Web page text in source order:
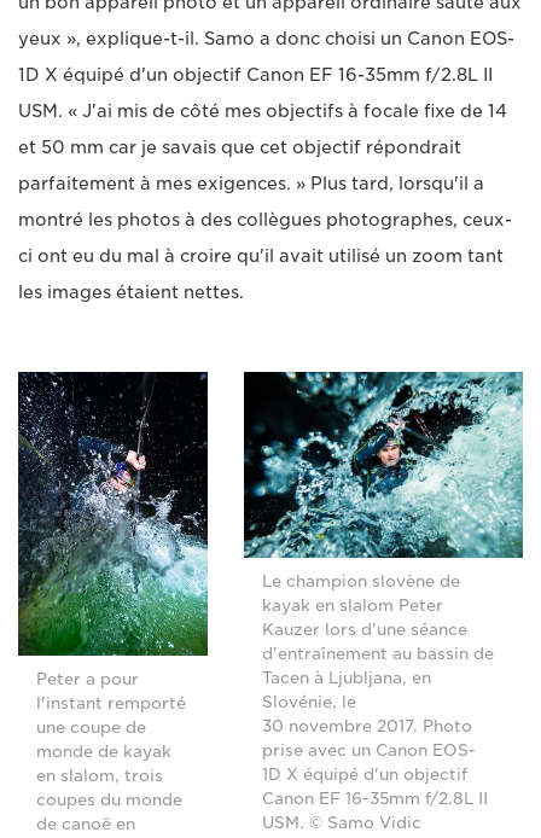
yeux », explique-t-il. Samo a donc choisi un Canon EOS-
1D X équipé d'un objectif Canon EF 16-35mm f/2.8L II
USM. « J'ai mis de côté mes objectifs à focale fixe de 14
et 50 mm car je savais que cet objectif répondrait
parfaitement à mes exigences. » Plus tard, lorsqu'il a
montré les photos à des collègues photographes, ceux-
ci ont eu du mal à croire qu'il avait utilisé un zoom tant
les images étaient nettes.
Peter a pour
l'instant remporté
une coupe de
monde de kayak
en slalom, trois
coupes du monde
de canoë en
Le champion slovène de
kayak en slalom Peter
Kauzer lors d'une séance
d'entraînement au bassin de
Tacen à Ljubljana, en
Slovénie, le
30 novembre 2017. Photo
prise avec un Canon EOS-
1D X équipé d'un objectif
Canon EF 16-35mm f/2.8L II
USM. © Samo Vidic